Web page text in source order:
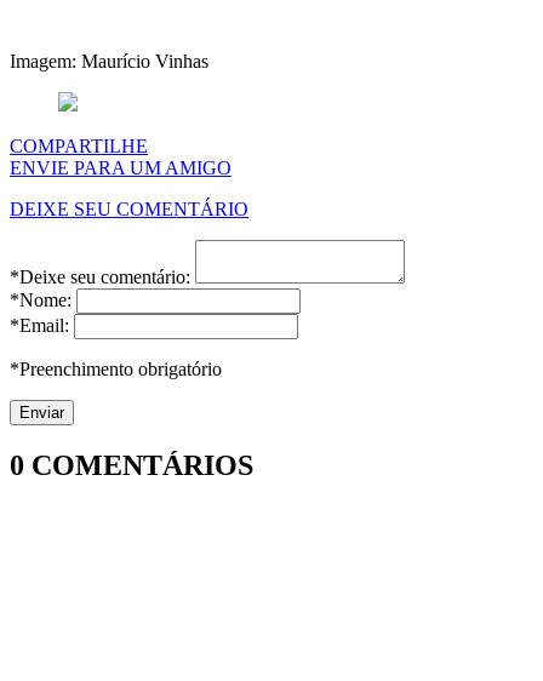
Imagem: Maurício Vinhas
COMPARTILHE
ENVIE PARA UM AMIGO
DEIXE SEU COMENTÁRIO
*Deixe seu comentário:
*Nome:
*Email:
*Preenchimento obrigatório
0 COMENTÁRIOS